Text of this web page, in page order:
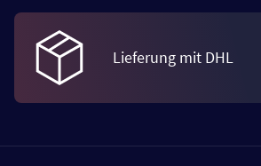
Lieferung mit DHL